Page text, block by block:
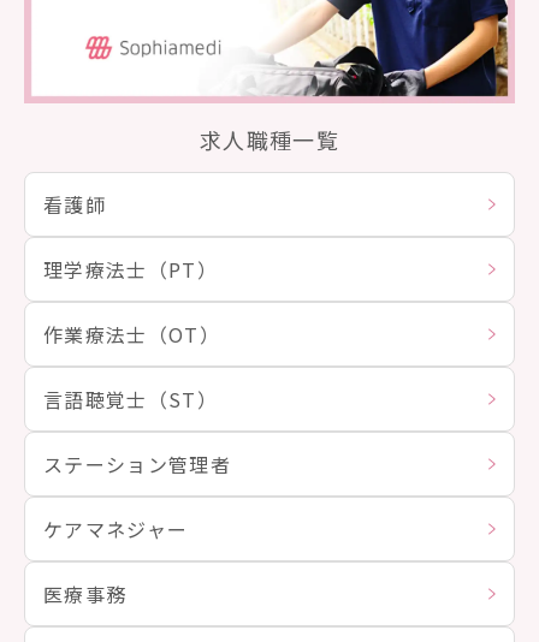
求人職種一覧
看護師
理学療法士（PT）
作業療法士（OT）
言語聴覚士（ST）
ステーション管理者
ケアマネジャー
医療事務